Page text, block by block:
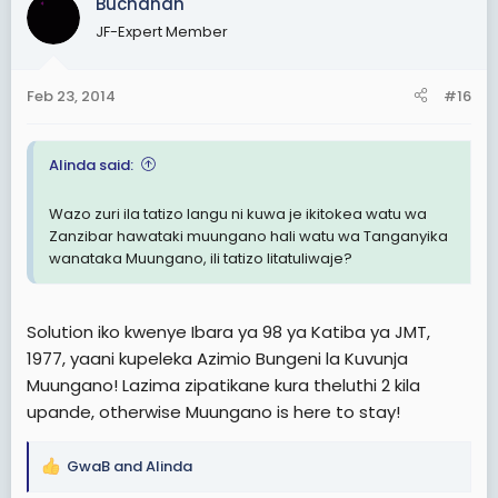
- Hata akili ya kawaida kuipa Zanzibar eneo la
kuwekeza Tanzania Bara haifanywi lakini mnatoa
Wakuwait halafu mnaitusi Zanzibar kuwa haiwez
mwani.
yake kwenye eneo la Zanzibar. Kama nakumbuka kiji
ofisi ya
Immigration, TRA na Bot na Mamlaka ya Bahari.
Muungano kama
TCRA, Posta, Simu na kama hizo. Inazungumzwa uwezo
wa Zanzibar kutoweza kulipa mchango wake katika
Muungano.
Wazanzibari, lakini hata hao Wazanzibari wanaounga
JF-Expert Member
Feb 23, 2014 #16
Alinda said:
Wazo zuri ila tatizo langu ni kuwa je ikitokea watu wa
Zanzibar hawataki muungano hali watu wa Tanganyika
wanataka Muungano, ili tatizo litatuliwaje?
Solution iko kwenye Ibara ya 98 ya Katiba ya JMT,
1977, yaani kupeleka Azimio Bungeni la Kuvunja
Muungano! Lazima zipatikane kura theluthi 2 kila
upande, otherwise Muungano is here to stay!
R
GwaB andAlinda